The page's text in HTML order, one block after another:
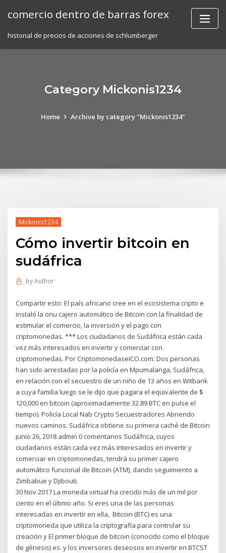
comercio dentro de barras forex
historial de precios de acciones de schlumberger
Category Mickonis1234
Home Archive by category "Mickonis1234"
Mickonis1234
Cómo invertir bitcoin en
sudáfrica
byAuthor
Compartir esto: El país africano cree en el ecosistema cripto e
instaló la onu cajero automático de Bitcoin con la finalidad de
estimular el comercio, la inversión y el pago con
criptomonedas. *** Los ciudadanos de Sudáfrica están cada
vez más interesados en invertir y comerciar con
criptomonedas. Por CriptomonedaseICO.com: Dos personas
han sido arrestadas por la policía en Mpumalanga, Sudáfrica,
en relación con el secuestro de un niño de 13 años en Witbank
a cuya familia luego se le dijo que pagara el equivalente de $
120,000 en bitcoin (aproximadamente 32.89 BTC en pulse el
tiempo). Policía Local Nab Crypto Secuestradores Abriendo
nuevos caminos: Sudáfrica obtiene su primera caché de Bitcoin
junio 26, 2018 admin 0 comentarios Sudáfrica, cuyos
ciudadanos están cada vez más interesados en invertir y
comerciar en criptomonedas, tendrá su primer cajero
automático funcional de Bitcoin (ATM), dando seguimiento a
Zimbabue y Djibouti.
30 Nov 2017 La moneda virtual ha crecido más de un mil por
ciento en el último año. Si eres una de las personas
interesadas en invertir en ella, Bitcoin (BTC) es una
criptomoneda que utiliza la criptografía para controlar su
creación y El primer bloque de bitcoin (conocido como el bloque
de génesis) es. y los inversores deseosos en invertir en BTCST